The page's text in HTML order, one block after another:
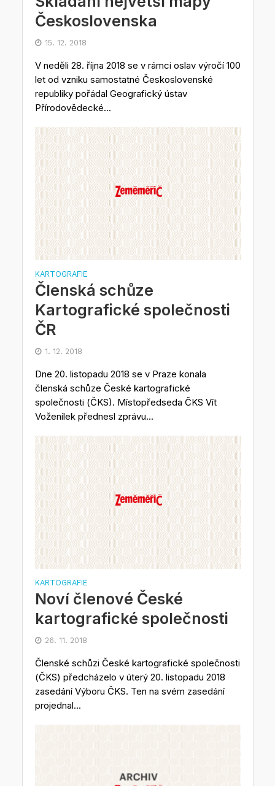
Československa
15. 12. 2018
V neděli 28. října 2018 se v rámci oslav výročí 100
let od vzniku samostatné Československé
republiky pořádal Geografický ústav
Přírodovědecké...
KARTOGRAFIE
Členská schůze
Kartografické společnosti
ČR
1. 12. 2018
Dne 20. listopadu 2018 se v Praze konala
členská schůze České kartografické
společnosti (ČKS). Místopředseda ČKS Vít
Voženílek přednesl zprávu...
KARTOGRAFIE
Noví členové České
kartografické společnosti
26. 11. 2018
Členské schůzi České kartografické společnosti
(ČKS) předcházelo v úterý 20. listopadu 2018
zasedání Výboru ČKS. Ten na svém zasedání
projednal...